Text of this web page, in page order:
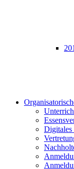
Digitales